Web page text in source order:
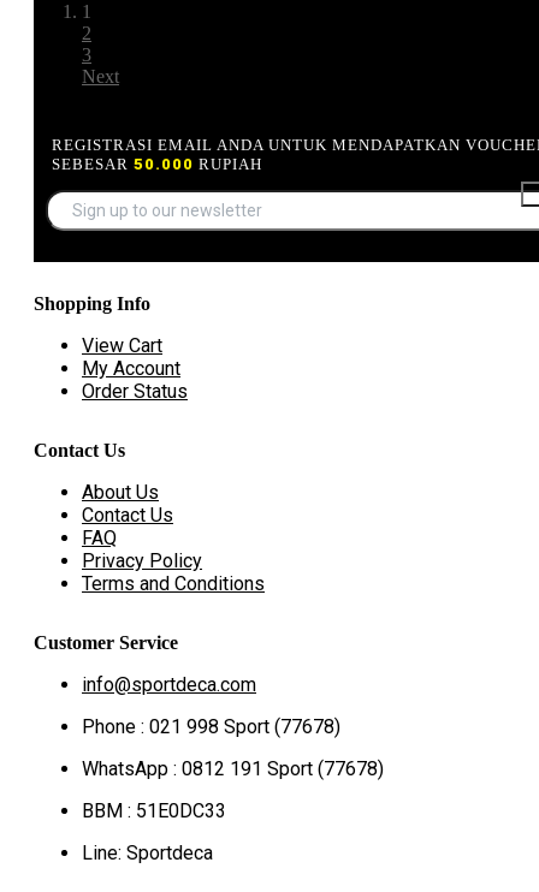
1
2
3
Next
REGISTRASI EMAIL ANDA UNTUK MENDAPATKAN
SEBESAR 50.000 RUPIAH
Shopping Info
View Cart
My Account
Order Status
Contact Us
About Us
Contact Us
FAQ
Privacy Policy
Terms and Conditions
Customer Service
info@sportdeca.com
Phone : 021 998 Sport (77678)
WhatsApp : 0812 191 Sport (77678)
BBM : 51E0DC33
Line: Sportdeca